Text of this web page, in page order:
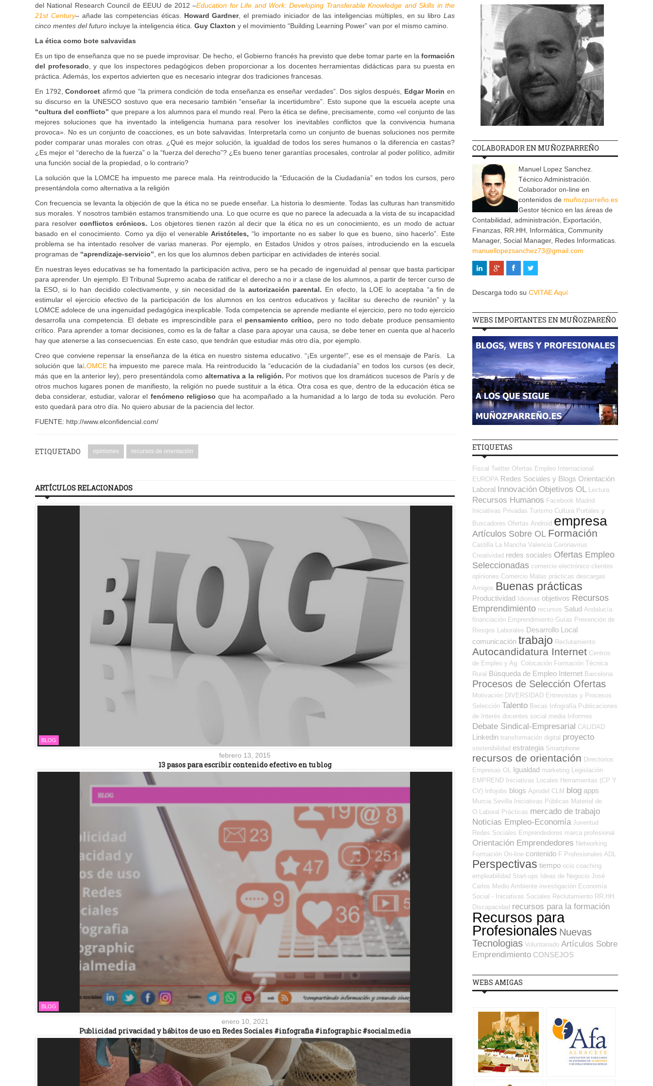
del National Research Council de EEUU de 2012 –Education for Life and Work: Developing Transferable Knowledge and Skills in the
21st Century– añade las competencias éticas. Howard Gardner, el premiado iniciador de las inteligencias múltiples, en su libroLas
cinco mentes del futuro incluye la inteligencia ética. Guy Claxton y el movimiento “Building Learning Power” van por el mismo camino.
La ética como bote salvavidas
Es un tipo de enseñanza que no se puede improvisar. De hecho, el Gobierno francés ha previsto que debe tomar parte en la formación
del profesorado, y que los inspectores pedagógicos deben proporcionar a los docentes herramientas didácticas para su puesta en
práctica. Además, los expertos advierten que es necesario integrar dos tradiciones francesas.
En 1792,Condorcet afirmó que “la primera condición de toda enseñanza es enseñar verdades”. Dos siglos después, Edgar Morinen
su discurso en la UNESCO sostuvo que era necesario también “enseñar la incertidumbre”. Esto supone que la escuela acepte una
“cultura del conflicto” que prepare a los alumnos para el mundo real. Pero la ética se define, precisamente, como «el conjunto de las
mejores soluciones que ha inventado la inteligencia humana para resolver los inevitables conflictos que la convivencia humana
provoca». No es un conjunto de coacciones, es un bote salvavidas. Interpretarla como un conjunto de buenas soluciones nos permite
poder comparar unas morales con otras. ¿Qué es mejor solución, la igualdad de todos los seres humanos o la diferencia en castas?
¿Es mejor el “derecho de la fuerza” o la “fuerza del derecho”? ¿Es bueno tener garantías procesales, controlar al poder político, admitir
una función social de la propiedad, o lo contrario?
La solución que la LOMCE ha impuesto me parece mala. Ha reintroducido la “Educación de la Ciudadanía” en todos los cursos, pero
presentándola como alternativa a la religión
Con frecuencia se levanta la objeción de que la ética no se puede enseñar. La historia lo desmiente. Todas las culturas han transmitido
sus morales. Y nosotros también estamos transmitiendo una. Lo que ocurre es que no parece la adecuada a la vista de su incapacidad
para resolverconflictos crónicos. Los objetores tienen razón al decir que la ética no es un conocimiento, es un modo de actuar
basado en el conocimiento. Como ya dijo el venerableAristóteles, “lo importante no es saber lo que es bueno, sino hacerlo”. Este
problema se ha intentado resolver de varias maneras. Por ejemplo, en Estados Unidos y otros países, introduciendo en la escuela
programas de “aprendizaje-servicio”, en los que los alumnos deben participar en actividades de interés social.
En nuestras leyes educativas se ha fomentado la participación activa, pero se ha pecado de ingenuidad al pensar que basta participar
para aprender. Un ejemplo. El Tribunal Supremo acaba de ratificar el derecho a no ir a clase de los alumnos, a partir de tercer curso de
la ESO, si lo han decidido colectivamente, y sin necesidad de la autorización parental. En efecto, la LOE lo aceptaba “a fin de
estimular el ejercicio efectivo de la participación de los alumnos en los centros educativos y facilitar su derecho de reunión” y la
LOMCE adolece de una ingenuidad pedagógica inexplicable. Toda competencia se aprende mediante el ejercicio, pero no todo ejercicio
desarrolla una competencia. El debate es imprescindible para el pensamiento crítico, pero no todo debate produce pensamiento
crítico. Para aprender a tomar decisiones, como es la de faltar a clase para apoyar una causa, se debe tener en cuenta que al hacerlo
hay que atenerse a las consecuencias. En este caso, que tendrán que estudiar más otro día, por ejemplo.
Creo que conviene repensar la enseñanza de la ética en nuestro sistema educativo. “¡Es urgente!”, ese es el mensaje de París. La
solución que laLOMCEha impuesto me parece mala. Ha reintroducido la “educación de la ciudadanía” en todos los cursos (es decir,
más que en la anterior ley), pero presentándola como alternativa a la religión. Por motivos que los dramáticos sucesos de París y de
otros muchos lugares ponen de manifiesto, la religión no puede sustituir a la ética. Otra cosa es que, dentro de la educación ética se
deba considerar, estudiar, valorar el fenómeno religioso que ha acompañado a la humanidad a lo largo de toda su evolución. Pero
esto quedará para otro día. No quiero abusar de la paciencia del lector.
FUENTE: http://www.elconfidencial.com/
ETIQUETADO opiniones recursos de orientación
ARTÍCULOS RELACIONADOS
BLOG
febrero 13, 2015
13 pasos para escribir contenido efectivo en tu blog
BLOG
enero 10, 2021
Publicidad privacidad y hábitos de uso en Redes Sociales #infografia #infographic #socialmedia
COLABORADOR EN MUÑOZPARREÑO
Manuel Lopez Sanchez.
Técnico Administración.
Colaborador on-line en
contenidos de muñozparreño.es
Gestor técnico en las áreas de
Contabilidad, administración, Exportación,
Finanzas, RR.HH, Informática, Community
Manager, Social Manager, Redes Informaticas.
manuellopezsanchez73@gmail.com
Descarga todo su CVITAE Aquí
WEBS IMPORTANTES EN MUÑOZPAREÑO
ETIQUETAS
Fiscal Twitter Ofertas Empleo Internacional
EUROPA Redes Sociales y Blogs Orientación
Laboral Innovación Objetivos OL Lectura
Recursos Humanos Facebook Madrid
Iniciativas Privadas Turismo Cultura Portales y
Buscadores Ofertas Android empresa
Artículos Sobre OL Formación
Castilla La Mancha Valencia Coronavirus
Creatividad redes sociales Ofertas Empleo
Seleccionadas comercio electrónico clientes
opiniones Comercio Malas prácticas descargas
Amigos Buenas prácticas
Productividad Idiomas objetivos Recursos
Emprendimiento recursos Salud Andalucía
financiación Emprendimiento Guías Prevención de
Riesgos Laborales Desarrollo Local
comunicación trabajo Reclutamiento
Autocandidatura Internet Centros
de Empleo y Ag. Colocación Formación Técnica
Rural Búsqueda de Empleo Internet Barcelona
Procesos de Selección Ofertas
Motivación DIVERSIDAD Entrevistas y Procesos
Selección Talento Becas Infografía Publicaciones
de Interés docentes social media Informes
Debate Sindical-Empresarial CALIDAD
Linkedin transformación digital proyecto
sostenibilidad estrategia Smartphone
recursos de orientación Directorios
Empresas OL
Igualdad marketing
Legislación
EMPREND Iniciativas Locales Herramientas (CP Y
CV) Infojobs blogs Aprodel CLM blog apps
Murcia Sevilla Iniciativas Públicas Material de
O.Laboral
Prácticas mercado de trabajo
Noticias Empleo-Economía Juventud
Redes Sociales Emprendedores marca profesional
Orientación Emprendedores Networking
Formación On-line contenido F Profesionales ADL
Perspectivas tiempo ocio coaching
empleabilidad Start-ups Ideas de Negocio José
Carlos Medio Ambiente investigación Economía
Social - Iniciativas Sociales Reclutamiento RR.HH.
Discapacidad recursos para la formación
Recursos para
Profesionales Nuevas
Tecnologias Voluntariado Artículos Sobre
Emprendimiento CONSEJOS
WEBS AMIGAS